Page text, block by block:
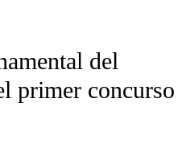
del
primer concurso